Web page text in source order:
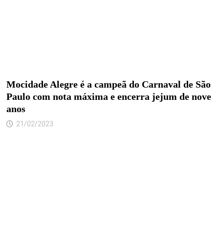
Mocidade Alegre é a campeã do Carnaval de São
Paulo com nota máxima e encerra jejum de nove
anos
21/02/2023